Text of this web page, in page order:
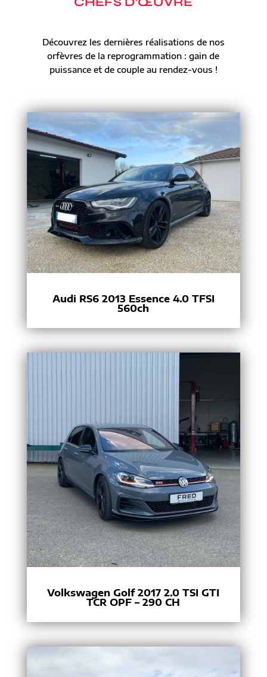
Découvrez les dernières réalisations de nos
orfèvres de la reprogrammation : gain de
puissance et de couple au rendez-vous !
Audi RS6 2013 Essence 4.0 TFSI
560ch
Volkswagen Golf 2017 2.0 TSI GTI
TCR OPF – 290 CH